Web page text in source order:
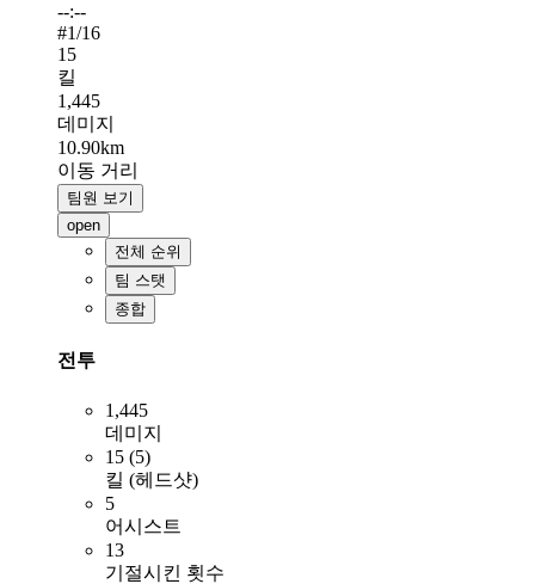
--:--
#1/16
15
킬
1,445
데미지
10.90km
이동 거리
팀원 보기
open
전체 순위
팀 스탯
종합
전투
1,445
데미지
15 (5)
킬 (헤드샷)
5
어시스트
13
기절시킨 횟수